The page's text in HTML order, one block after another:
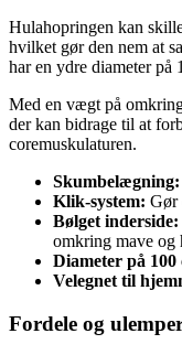
Hulahopringen kan
hvilket gør den nem at
har en ydre diameter på
Med en vægt på
der kan bidrage til at
coremuskulaturen.
Skumbelægning:
Klik-system: Gør
Bølget inderside:
omkring mave og
Diameter på 100
Velegnet til
Fordele og